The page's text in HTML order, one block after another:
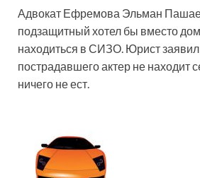
Адвокат Ефремова Эльман
подзащитный хотел бы вместо
находиться в СИЗО. Юрист
пострадавшего актер не находит
ничего не ест.